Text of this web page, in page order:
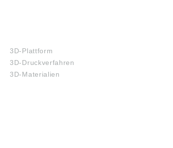
3D-Plattform
3D-Druckverfahren
3D-Materialien